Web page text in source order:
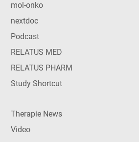
mol-onko
nextdoc
Podcast
RELATUS MED
RELATUS PHARM
Study Shortcut
Therapie News
Video